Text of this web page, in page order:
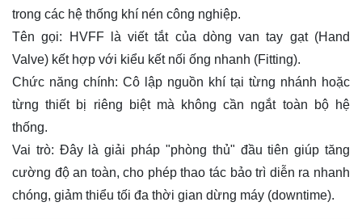
trong các hệ thống khí nén công nghiệp.
Tên gọi: HVFF là viết tắt của dòng van tay gạt (Hand
Valve) kết hợp với kiểu kết nối ống nhanh (Fitting).
Chức năng chính: Cô lập nguồn khí tại từng nhánh hoặc
từng thiết bị riêng biệt mà không cần ngắt toàn bộ hệ
thống.
Vai trò: Đây là giải pháp "phòng thủ" đầu tiên giúp tăng
cường độ an toàn, cho phép thao tác bảo trì diễn ra nhanh
chóng, giảm thiểu tối đa thời gian dừng máy (downtime).